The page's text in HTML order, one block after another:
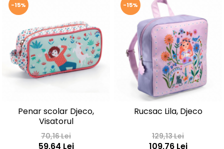
-15%
Penar scolar Djeco,
Visatorul
70,16 Lei
59,64 Lei
-15%
Rucsac Lila, Djeco
129,13 Lei
109,76 Lei